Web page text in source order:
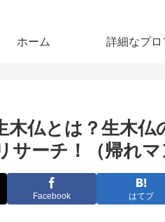
ホーム 詳細なプロ
木仏とは？生木
ーチ！（帰れマ
Facebook はてブ